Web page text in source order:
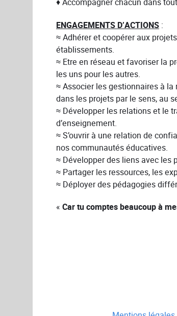
ENGAGEMENTS D’ACTIONS :
≈ Adhérer et coopérer aux
établissements.
≈ Etre en réseau et favoriser la
les uns pour les autres.
≈ Associer les gestionnaires à
dans les projets par le sens, au
≈ Développer les relations et le
d’enseignement.
≈ S’ouvrir à une relation de
nos communautés éducatives.
≈ Développer des liens avec les
≈ Partager les ressources, les
≈ Déployer des pédagogies
« Car tu comptes beaucoup à